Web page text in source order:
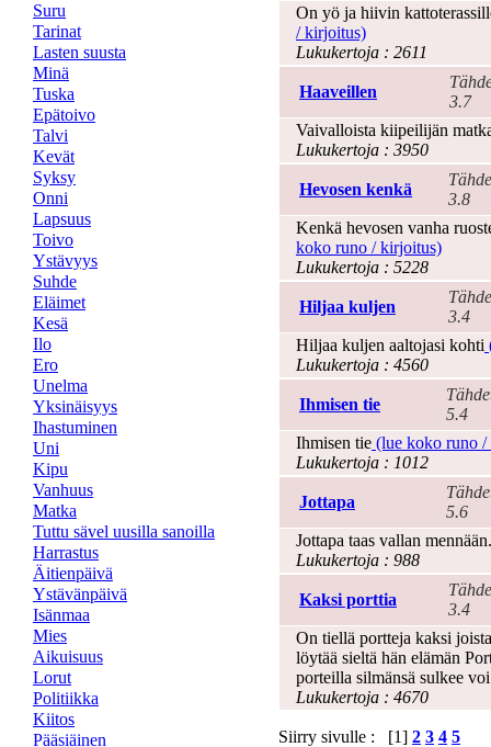
Suru
Tarinat
Lasten suusta
Minä
Tuska
Epätoivo
Talvi
Kevät
Syksy
Onni
Lapsuus
Toivo
Ystävyys
Suhde
Eläimet
Kesä
Ilo
Ero
Unelma
Yksinäisyys
Ihastuminen
Uni
Kipu
Vanhuus
Matka
Tuttu sävel uusilla sanoilla
Harrastus
Äitienpäivä
Ystävänpäivä
Isänmaa
Mies
Aikuisuus
Lorut
Politiikka
Kiitos
Pääsiäinen
On yö ja hiivin
/ kirjoitus)
Lukukertoja : 2611
Haaveillen
3.7
Vaivalloista kiipeilijän
Lukukertoja : 3950
Hevosen kenkä
3.8
Kenkä hevosen vanha
koko runo / kirjoitus)
Lukukertoja : 5228
Hiljaa kuljen
3.4
Hiljaa kuljen aaltojasi kohti
Lukukertoja : 4560
Ihmisen tie
5.4
Ihmisen tie (lue koko runo
Lukukertoja : 1012
Jottapa
5.6
Jottapa taas vallan mennään.
Lukukertoja : 988
Kaksi porttia
3.4
On tiellä portteja kaksi
löytää sieltä hän elämän
porteilla silmänsä sulkee
Lukukertoja : 4670
Siirry sivulle : [1] 2 3 4 5